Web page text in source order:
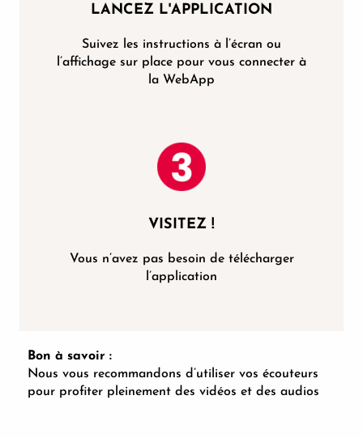
LANCEZ L'APPLICATION
Suivez les instructions à l’écran ou
l’affichage sur place pour vous connecter à
la WebApp
VISITEZ !
Vous n’avez pas besoin de télécharger
l’application
Bon à savoir :
Nous vous recommandons d’utiliser vos écouteurs
pour profiter pleinement des vidéos et des audios